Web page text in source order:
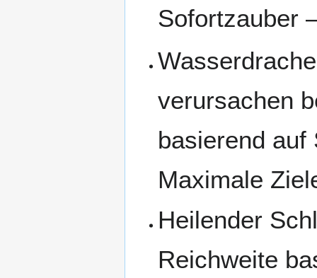
Sofortzauber
verursachen
basierend auf
Maximale
Heilender
Reichweite